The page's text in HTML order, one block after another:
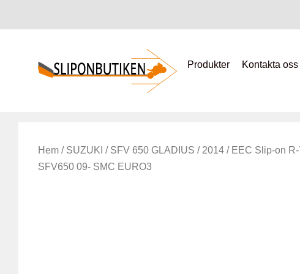
Produkter Kontakta oss
Hem / SUZUKI / SFV 650 GLADIUS / 2014 / EEC Slip-on
SFV650 09- SMC EURO3